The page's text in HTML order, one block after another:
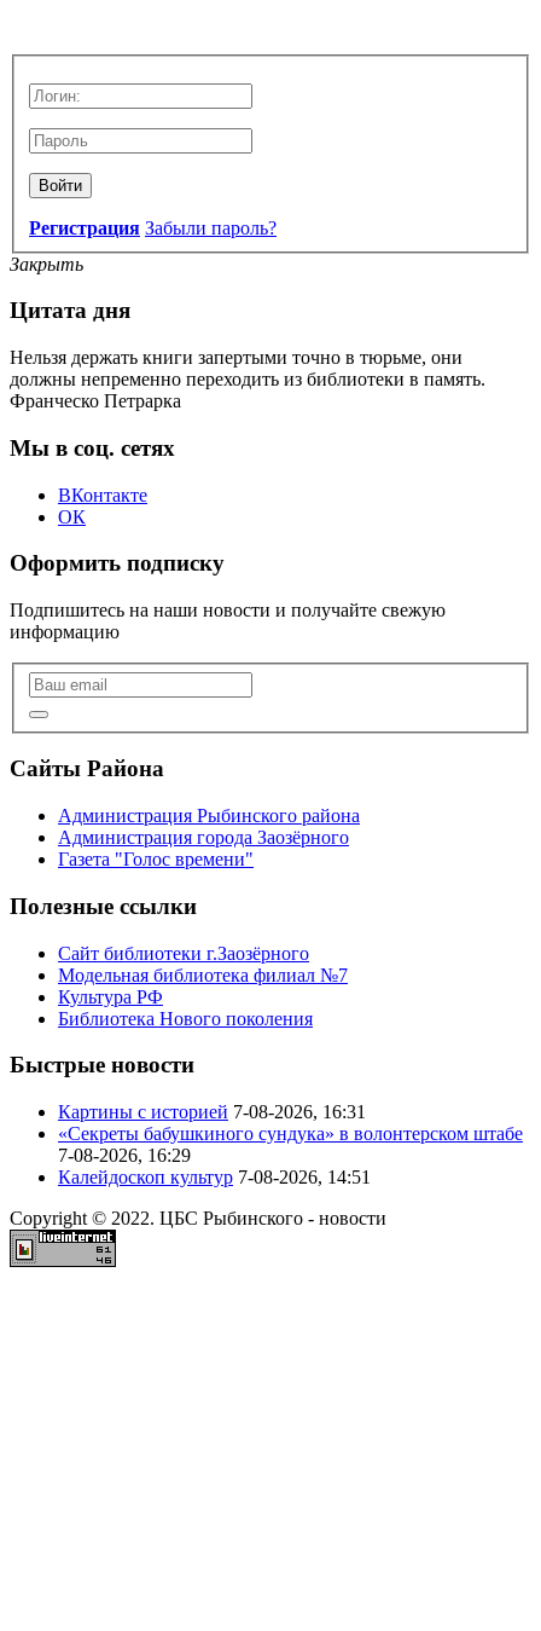
Войти
Регистрация Забыли пароль?
Закрыть
Цитата дня
Нельзя держать книги запертыми точно в тюрьме, они
должны непременно переходить из библиотеки в память.
Франческо Петрарка
Мы в соц. сетях
ВКонтакте
ОК
Оформить подписку
Подпишитесь на наши новости и получайте свежую
информацию
Сайты Района
Администрация Рыбинского района
Администрация города Заозёрного
Газета "Голос времени"
Полезные ссылки
Сайт библиотеки г.Заозёрного
Модельная библиотека филиал №7
Культура РФ
Библиотека Нового поколения
Быстрые новости
Картины с историей 7-08-2026, 16:31
«Секреты бабушкиного сундука» в волонтерском штабе
7-08-2026, 16:29
Калейдоскоп культур 7-08-2026, 14:51
Copyright © 2022. ЦБС Рыбинского - новости